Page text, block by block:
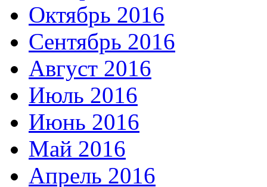
Октябрь 2016
Сентябрь 2016
Август 2016
Июль 2016
Июнь 2016
Май 2016
Апрель 2016